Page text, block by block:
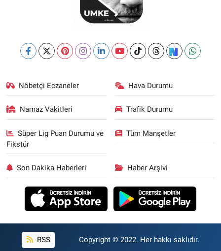
Nöbetçi Eczaneler Hava Durumu
Namaz Vakitleri Trafik Durumu
Süper Lig Puan Durumu ve
Fikstür
Tüm Manşetler
Son Dakika Haberleri Haber Arşivi
RSS Copyright © 2022. Her hakkı saklıdır.